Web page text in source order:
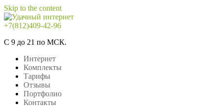
Skip to the content
+7(812)409-42-96
С 9 до 21 по МСК.
Интернет
Комплекты
Тарифы
Отзывы
Портфолио
Контакты